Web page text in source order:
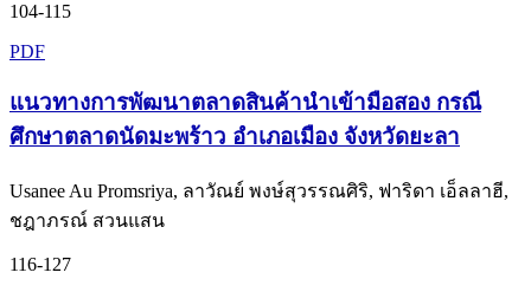
104-115
PDF
แนวทางการพัฒนาตลาดสินค้านำเข้ามือสอง กรณี
ศึกษาตลาดนัดมะพร้าว อำเภอเมือง จังหวัดยะลา
Usanee Au Promsriya, ลาวัณย์ พงษ์สุวรรณศิริ, ฟาริดา เอ็ลลาฮี,
ชฎาภรณ์ สวนแสน
116-127